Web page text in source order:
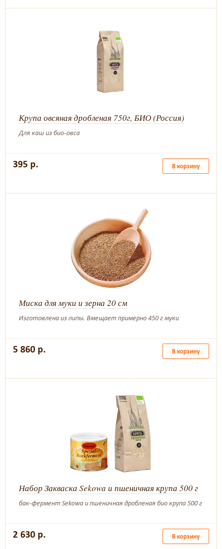
Крупа овсяная дробленая 750г, БИО (Россия)
Для каш из био-овса
395 р. В корзину
Миска для муки и зерна 20 см
Изготовлена из липы. Вмещает примерно 450 г муки
5 860 р. В корзину
Набор Закваска Sekowa и пшеничная крупа 500 г
бак-фермент Sekowa и пшеничная дробленая био крупа 500 г
2 630 р. В корзину